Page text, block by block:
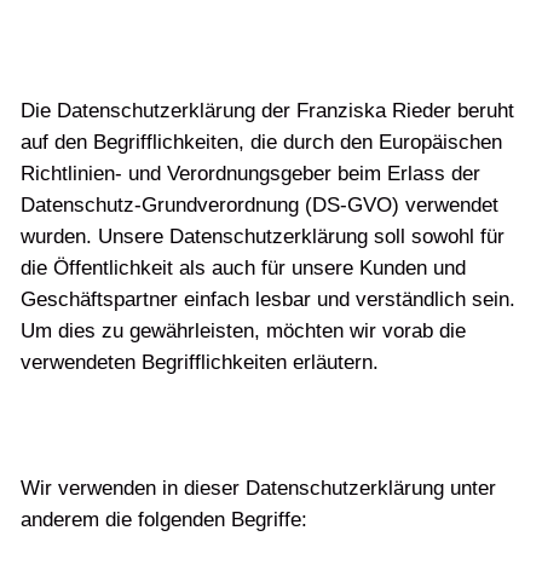
Die Datenschutzerklärung der Franziska Rieder beruht
auf den Begrifflichkeiten, die durch den Europäischen
Richtlinien- und Verordnungsgeber beim Erlass der
Datenschutz-Grundverordnung (DS-GVO) verwendet
wurden. Unsere Datenschutzerklärung soll sowohl für
die Öffentlichkeit als auch für unsere Kunden und
Geschäftspartner einfach lesbar und verständlich sein.
Um dies zu gewährleisten, möchten wir vorab die
verwendeten Begrifflichkeiten erläutern.
Wir verwenden in dieser Datenschutzerklärung unter
anderem die folgenden Begriffe: